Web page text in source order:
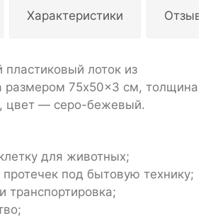
Характеристики
пластиковый лоток из
размером 75x50x3 см, толщина
цвет — серо-бежевый.
для животных;
под бытовую технику;
транспортировка;